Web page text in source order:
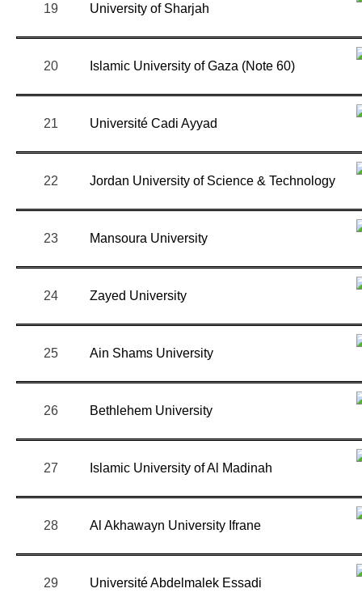
19 University of Sharjah
20 Islamic University of Gaza (Note 60)
21 Université Cadi Ayyad
22 Jordan University of Science & Technology
23 Mansoura University
24 Zayed University
25 Ain Shams University
26 Bethlehem University
27 Islamic University of Al Madinah
28 Al Akhawayn University Ifrane
29 Université Abdelmalek Essadi